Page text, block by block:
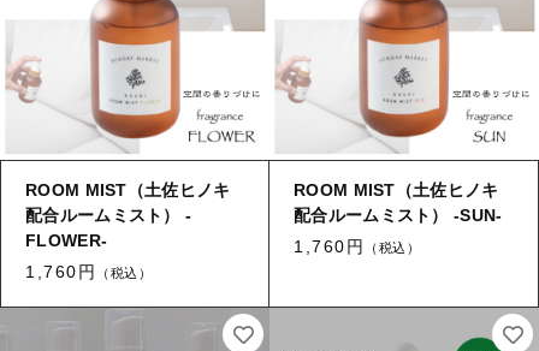
ROOM MIST（土佐ヒノキ
配合ルームミスト） -
FLOWER-
1,760円
（税込）
ROOM MIST（土佐ヒノキ
配合ルームミスト） -SUN-
1,760円
（税込）
新着商品
セール
コトカラについて
お知らせ
その他